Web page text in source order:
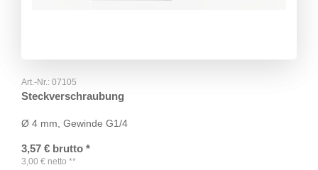
Art.-Nr.: 07105
Steckverschraubung
Ø 4 mm, Gewinde G1/4
3,57 € brutto *
3,00 € netto **